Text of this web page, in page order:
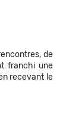
de
franchi une
recevant le